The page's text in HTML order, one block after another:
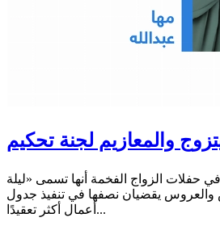
والمعازيم لجنة تحكيم
حفلات الزواج الفخمة أنها تسمى «ليلة
والعروس يقضيان نصفها في تنفيذ جدول
أعمال أكثر تعقيدًا...